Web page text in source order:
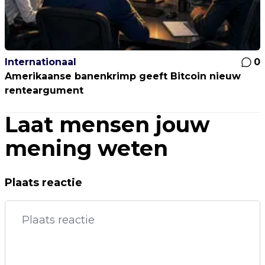
Internationaal
0
Amerikaanse banenkrimp geeft Bitcoin nieuw
renteargument
Laat mensen jouw
mening weten
Plaats reactie